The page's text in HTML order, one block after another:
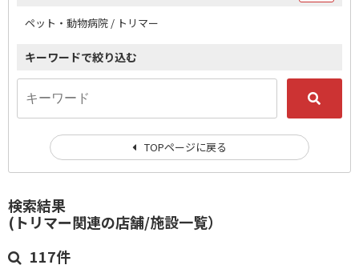
検索結果
(トリマー関連の店舗/施設一覧）
117件
ペット・動物病院 / トリマー
キーワードで絞り込む
TOPページに戻る